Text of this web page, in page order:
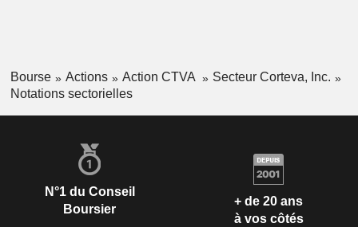
Bourse Actions Action CTVA
Secteur Corteva, Inc.
Notations sectorielles
N°1 du Conseil
Boursier
+ de 20 ans
à vos côtés